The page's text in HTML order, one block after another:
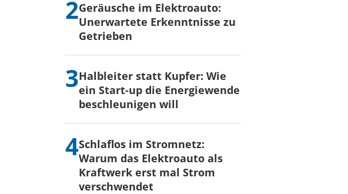
Geräusche im Elektroauto:
Unerwartete Erkenntnisse zu
Getrieben
Halbleiter statt Kupfer: Wie
ein Start-up die Energiewende
beschleunigen will
Schlaflos im Stromnetz:
Warum das Elektroauto als
Kraftwerk erst mal Strom
verschwendet